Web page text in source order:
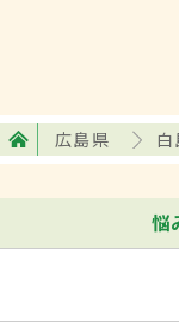
広島県 白
悩